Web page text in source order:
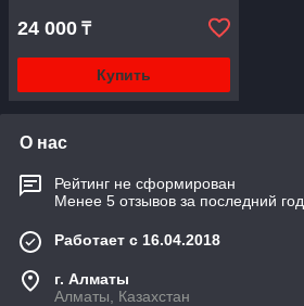
24 000 ₸
Купить
О нас
Рейтинг не сформирован
Менее 5 отзывов за последний год
Работает с 16.04.2018
г. Алматы
Алматы, Казахстан